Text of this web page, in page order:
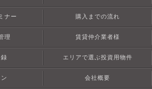
ナー 購入までの流れ
理 賃貸仲介業者様
エリアで選ぶ投資用物件
会社概要